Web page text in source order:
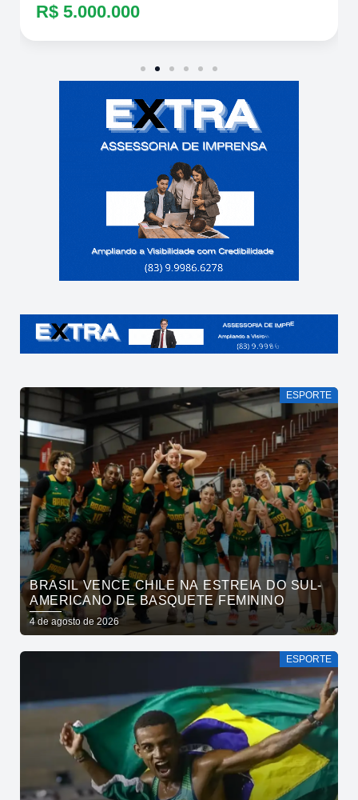
R$ 5.000.000
ESPORTE
BRASIL VENCE CHILE NA ESTREIA DO SUL-
AMERICANO DE BASQUETE FEMININO
4 de agosto de 2026
ESPORTE